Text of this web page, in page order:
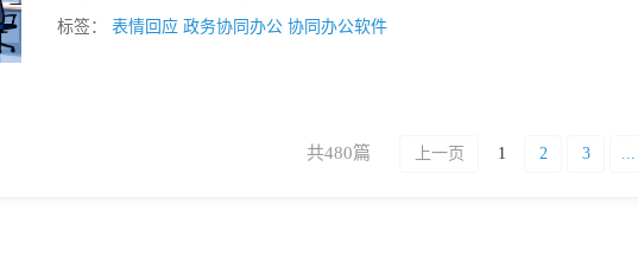
标签：
表情回应 政务协同办公 协同办公软件
共480篇 上一页 1 2 3 ...